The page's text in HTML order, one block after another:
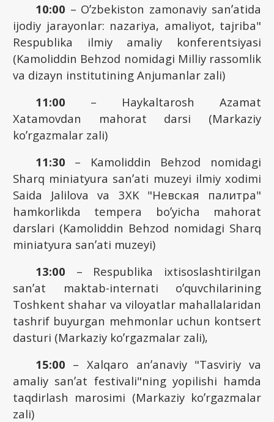
10:00 – Oʼzbekiston zamonaviy sanʼatida
ijodiy jarayonlar: nazariya, amaliyot, tajriba"
Respublika ilmiy amaliy konferentsiyasi
(Kamoliddin Behzod nomidagi Milliy rassomlik
va dizayn institutining Аnjumanlar zali)
11:00 – Haykaltarosh Аzamat
Xatamovdan mahorat darsi (Markaziy
koʼrgazmalar zali)
11:30 – Kamoliddin Behzod nomidagi
Sharq miniatyura sanʼati muzeyi ilmiy xodimi
Saida Jalilova va 3XK "Невская палитра"
hamkorlikda tempera boʼyicha mahorat
darslari (Kamoliddin Behzod nomidagi Sharq
miniatyura sanʼati muzeyi)
13:00 – Respublika ixtisoslashtirilgan
sanʼat maktab-internati oʼquvchilarining
Toshkent shahar va viloyatlar mahallalaridan
tashrif buyurgan mehmonlar uchun kontsert
dasturi (Markaziy koʼrgazmalar zali),
15:00 – Xalqaro anʼanaviy "Tasviriy va
amaliy sanʼat festivali"ning yopilishi hamda
taqdirlash marosimi (Markaziy koʼrgazmalar
zali)